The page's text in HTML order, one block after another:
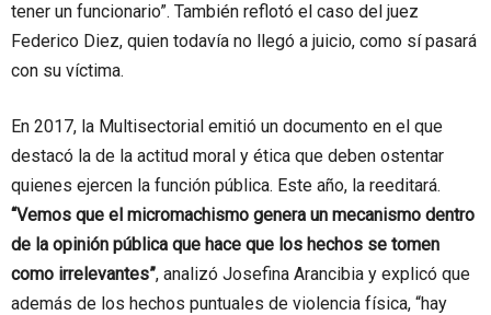
tener un funcionario”. También reflotó el caso del juez
Federico Diez, quien todavía no llegó a juicio, como sí pasará
con su víctima.
En 2017, la Multisectorial emitió un documento en el que
destacó la de la actitud moral y ética que deben ostentar
quienes ejercen la función pública. Este año, la reeditará.
“Vemos que el micromachismo genera un mecanismo dentro
de la opinión pública que hace que los hechos se tomen
como irrelevantes”, analizó Josefina Arancibia y explicó que
además de los hechos puntuales de violencia física, “hay